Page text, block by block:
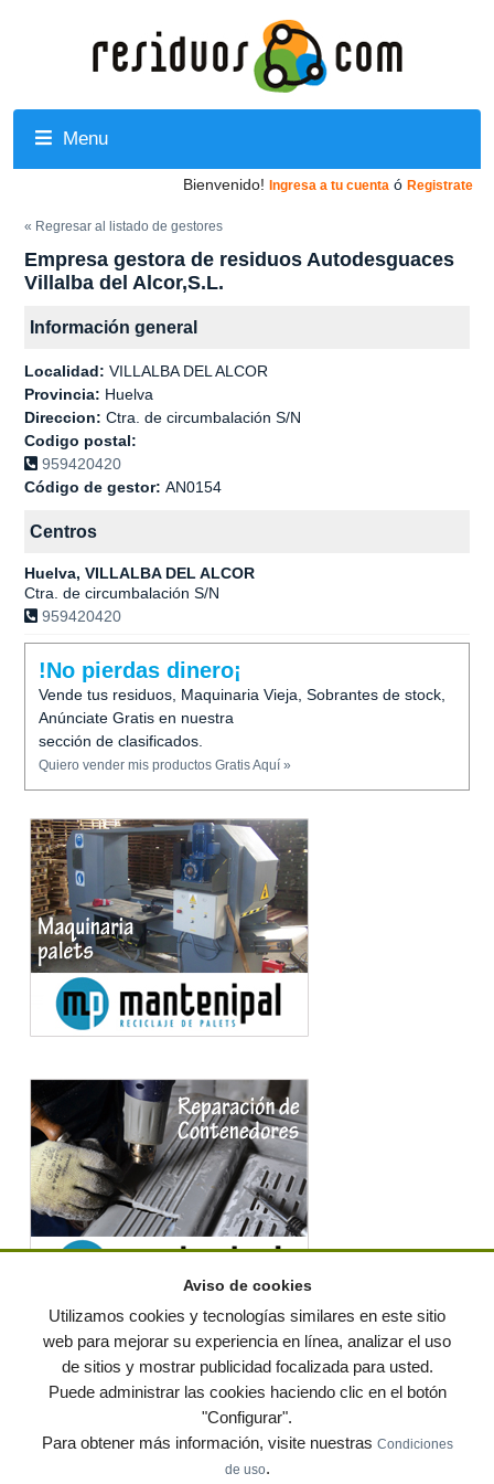
Menu
Bienvenido! Ingresa a tu cuenta ó Registrate
« Regresar al listado de gestores
Empresa gestora de residuos Autodesguaces
Villalba del Alcor,S.L.
Información general
Localidad: VILLALBA DEL ALCOR
Provincia: Huelva
Direccion: Ctra. de circumbalación S/N
Codigo postal:
959420420
Código de gestor: AN0154
Centros
Huelva, VILLALBA DEL ALCOR
Ctra. de circumbalación S/N
959420420
!No pierdas dinero¡
Vende tus residuos, Maquinaria Vieja, Sobrantes de stock,
Anúnciate Gratis en nuestra
sección de clasificados.
Quiero vender mis productos Gratis Aquí »
© residuos.com - Todos los derechos reservados Política de privacidad
Condiciones de uso|Contacto |Editores|Mapa web|Preguntas frecuentes|Publica
tus anuncios gratis!
Aviso de cookies
Utilizamos cookies y tecnologías similares en este sitio
web para mejorar su experiencia en línea, analizar el uso
de sitios y mostrar publicidad focalizada para usted.
Puede administrar las cookies haciendo clic en el botón
"Configurar".
Para obtener más información, visite nuestras Condiciones
de uso.